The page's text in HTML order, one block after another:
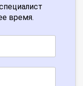
время.